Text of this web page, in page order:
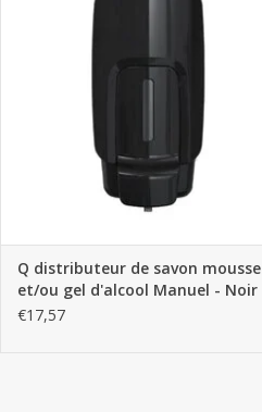
AJOUTER AU PANIER
Q distributeur de savon mousse
et/ou gel d'alcool Manuel - Noir
1L
€17,57